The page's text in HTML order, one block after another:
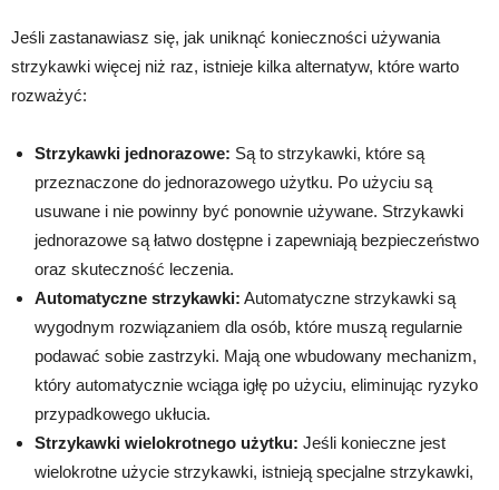
Jeśli zastanawiasz się, jak uniknąć konieczności używania
strzykawki więcej niż raz, istnieje kilka alternatyw, które warto
rozważyć:
Strzykawki jednorazowe: Są to strzykawki, które są
przeznaczone do jednorazowego użytku. Po użyciu są
usuwane i nie powinny być ponownie używane. Strzykawki
jednorazowe są łatwo dostępne i zapewniają bezpieczeństwo
oraz skuteczność leczenia.
Automatyczne strzykawki: Automatyczne strzykawki są
wygodnym rozwiązaniem dla osób, które muszą regularnie
podawać sobie zastrzyki. Mają one wbudowany mechanizm,
który automatycznie wciąga igłę po użyciu, eliminując ryzyko
przypadkowego ukłucia.
Strzykawki wielokrotnego użytku: Jeśli konieczne jest
wielokrotne użycie strzykawki, istnieją specjalne strzykawki,